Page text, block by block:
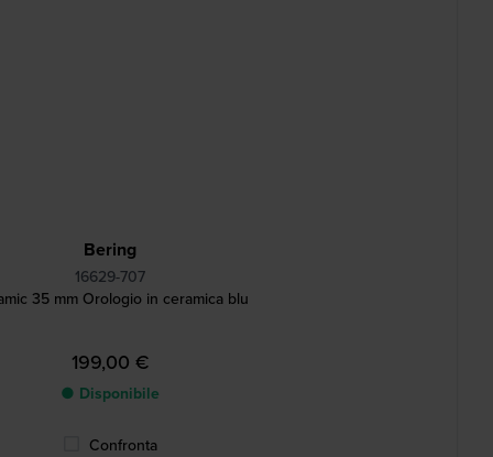
Bering
16629-707
35 mm Orologio in ceramica blu
199,00 €
● Disponibile
Confronta